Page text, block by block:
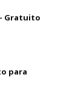
Gratuito
para